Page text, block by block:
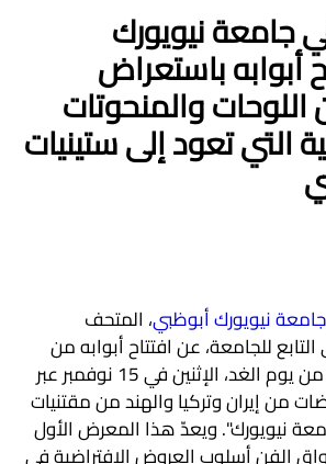
جامعة نيويورك
أبوابه باستعراض
والمنحوتات
التي تعود إلى ستينيات
نيويورك أبوظبي، المتحف
للجامعة، عن افتتاح أبوابه من
جديد للجمهور ابتداءً من يوم الغد، الإثنين في 15 نوفمبر عبر
من إيران وتركيا والهند من مقتنيات
نيويورك". ويعدّ هذا المعرض الأول
الفن أسلوب العروض الافتراضية في